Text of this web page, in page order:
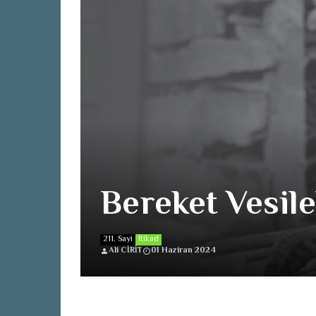
Bereket
211. Sayi İtikad
Ali CİRİT
01 Haziran 2024